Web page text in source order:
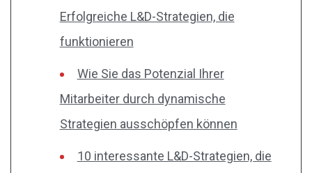
Erfolgreiche L&D-Strategien, die
funktionieren
Wie Sie das Potenzial Ihrer
Mitarbeiter durch dynamische
Strategien ausschöpfen können
10 interessante L&D-Strategien, die